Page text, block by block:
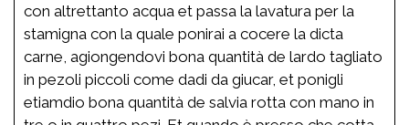
con altrettanto acqua et passa la lavatura per la
stamigna con la quale ponirai a cocere la dicta
carne, agiongendovi bona quantità de lardo tagliato
in pezoli piccoli come dadi da giucar, et ponigli
etiamdio bona quantità de salvia rotta con mano in